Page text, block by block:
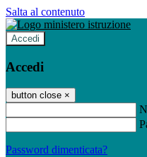
Salta al contenuto
Accedi
Accedi
button close ×
Password dimenticata?